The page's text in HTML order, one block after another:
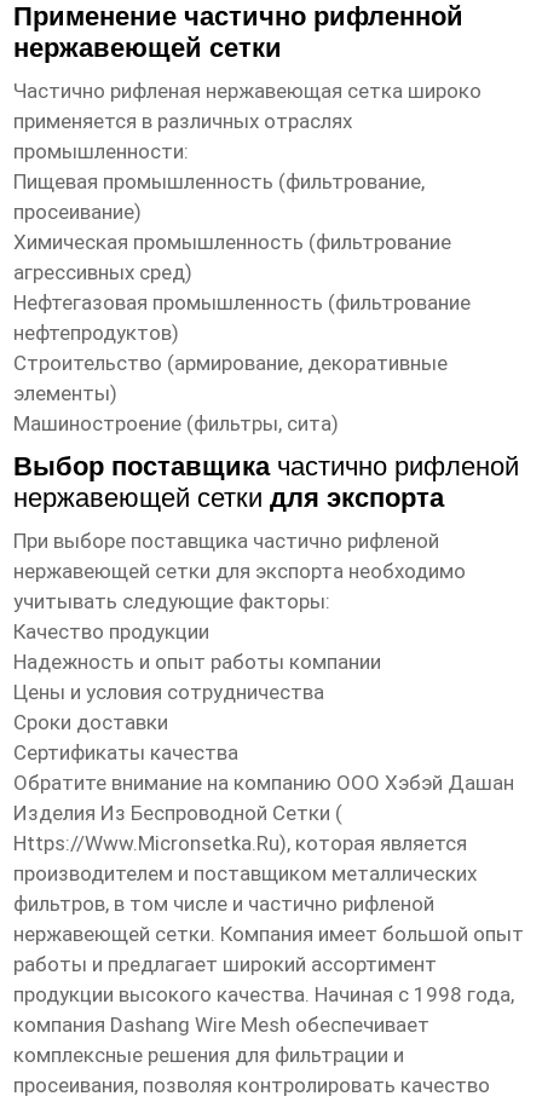
Применение частично рифленной
нержавеющей сетки
Частично рифленая нержавеющая сетка широко
применяется в различных отраслях
промышленности:
Пищевая промышленность (фильтрование,
просеивание)
Химическая промышленность (фильтрование
агрессивных сред)
Нефтегазовая промышленность (фильтрование
нефтепродуктов)
Строительство (армирование, декоративные
элементы)
Машиностроение (фильтры, сита)
Выбор поставщика частично рифленой
нержавеющей сетки для экспорта
При выборе поставщика частично рифленой
нержавеющей сетки для экспорта необходимо
учитывать следующие факторы:
Качество продукции
Надежность и опыт работы компании
Цены и условия сотрудничества
Сроки доставки
Сертификаты качества
Обратите внимание на компанию ООО Хэбэй Дашан
Изделия Из Беспроводной Сетки (
Https://www.micronsetka.ru), которая является
производителем и поставщиком металлических
фильтров, в том числе и частично рифленой
нержавеющей сетки. Компания имеет большой опыт
работы и предлагает широкий ассортимент
продукции высокого качества. Начиная с 1998 года,
компания Dashang Wire Mesh обеспечивает
комплексные решения для фильтрации и
просеивания, позволяя контролировать качество